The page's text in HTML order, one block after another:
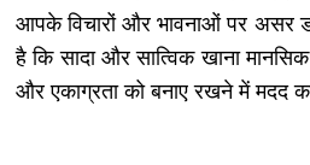
आपके विचारों और भावनाओं पर असर
है कि सादा और सात्विक खाना
और एकाग्रता को बनाए रखने में मदद